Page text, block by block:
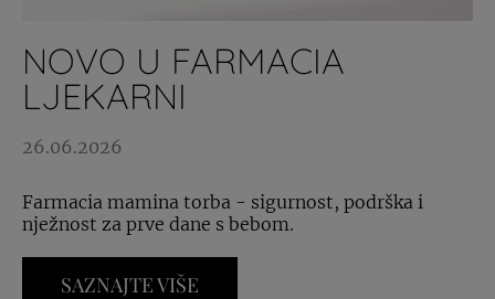
NOVO U FARMACIA
LJEKARNI
26.06.2026
Farmacia mamina torba - sigurnost, podrška i
nježnost za prve dane s bebom.
SAZNAJTE VIŠE